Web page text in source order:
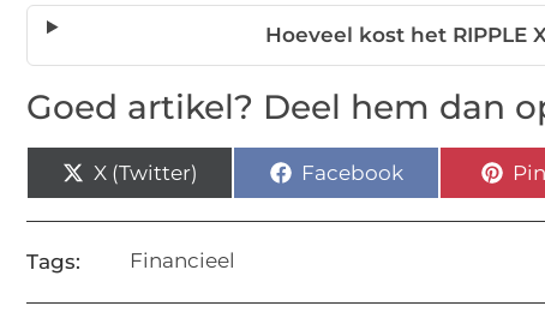
Hoeveel kost het RIPPLE
Goed artikel? Deel hem dan
X (Twitter) Facebook
Tags: Financieel